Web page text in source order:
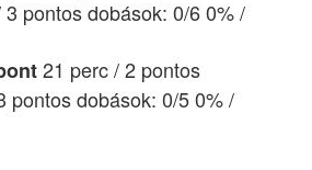
pontos dobások: 0/6 0% /
21 perc / 2 pontos
pontos dobások: 0/5 0% /